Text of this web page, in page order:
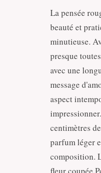
La pensée
beauté et
minutieuse.
presque
avec une
message
aspect
centimètres
parfum léger
composition.